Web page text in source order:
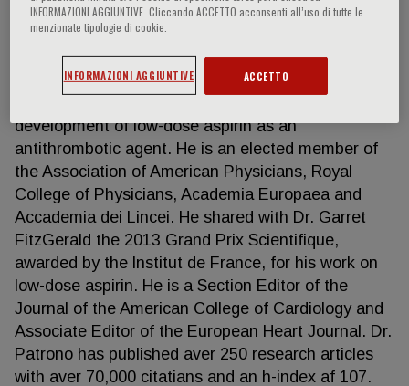
is in the study of platelet acfivation and innibition in
atbcrothrombosis and colorectal cancer. His
research has contributed characterizi_ng the
human pharmacology of aspirin as an inhibitor of
development of low-dose aspirin as an
antithrombotic agent. He is an elected member of
the Association of American Physicians, Royal
College of Physicians, Academia Europaea and
Accademia dei Lincei. He shared with Dr. Garret
FitzGerald the 2013 Grand Prix Scientifique,
awarded by the lnstitut de France, for his work on
low-dose aspirin. He is a Section Editor of the
Journal of the American College of Cardiology and
Associate Editor of the European Heart Journal. Dr.
Patrono has published aver 250 research articles
with aver 70,000 citatians and an h-index af 107.
INFORMAZIONI AGGIUNTIVE. Cliccando ACCETTO acconsenti all’uso di tutte le
menzionate tipologie di cookie.
INFORMAZIONI AGGIUNTIVE ACCETTO